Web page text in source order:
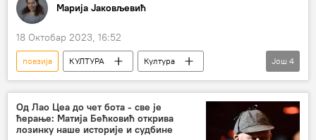
Марија Јаковљевић
18 Октобар 2023, 16:52
поезија КУЛТУРА
Култура
Култура – интервјуи и аналитика
плес
Битеф театар
Бољшој театар
Још 4
Од Лао Цеа до чет бота - све је
ћерање: Матија Бећковић открива
лозинку наше историје и судбине